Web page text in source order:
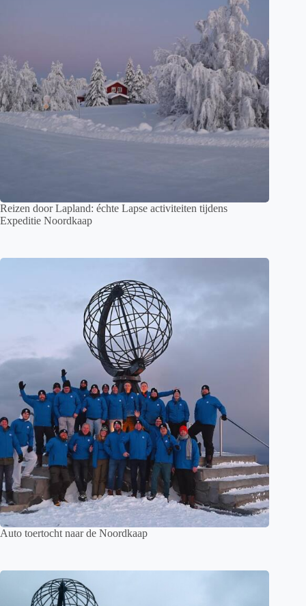
Reizen door Lapland: échte Lapse activiteiten tijdens
Expeditie Noordkaap
Auto toertocht naar de Noordkaap